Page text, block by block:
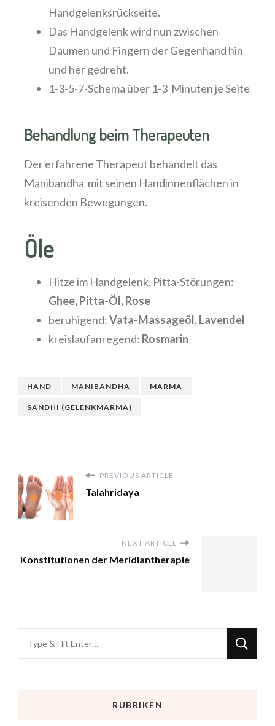
Handgelenksrückseite.
Das Handgelenk wird nun zwischen
Daumen und Fingern der Gegenhand hin
und her gedreht.
1-3-5-7-Schema über 1-3 Minuten je Seite
Behandlung beim Therapeuten
Der erfahrene Therapeut behandelt das
Manibandha mit seinen Handinnenflächen in
kreisenden Bewegungen.
Öle
Hitze im Handgelenk, Pitta-Störungen:
Ghee, Pitta-Öl, Rose
beruhigend:Vata-Massageöl, Lavendel
kreislaufanregend: Rosmarin
HAND MANIBANDHA MARMA
SANDHI (GELENKMARMA)
PREVIOUS ARTICLE
Talahridaya
NEXT ARTICLE
Konstitutionen der Meridiantherapie
RUBRIKEN